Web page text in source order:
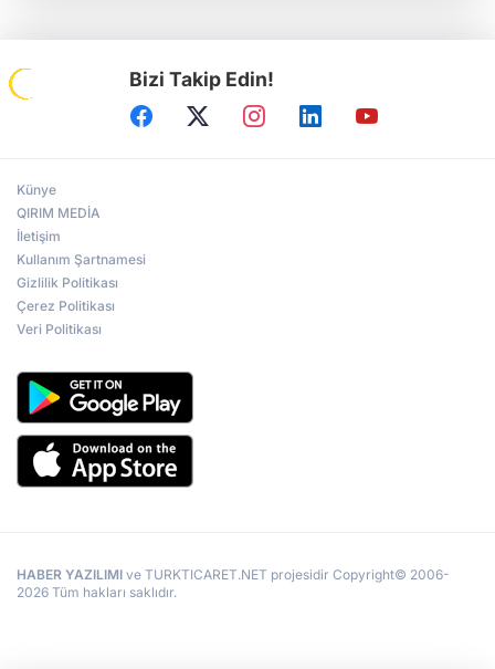
Bizi Takip Edin!
Künye
QIRIM MEDİA
İletişim
Kullanım Şartnamesi
Gizlilik Politikası
Çerez Politikası
Veri Politikası
HABER YAZILIMI ve TURKTICARET.NET projesidir Copyright© 2006-
2026 Tüm hakları saklıdır.